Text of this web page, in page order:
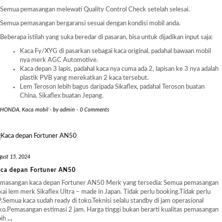
Semua pemasangan melewati Quality Control Check setelah selesai.
Semua pemasangan bergaransi sesuai dengan kondisi mobil anda.
Beberapa istilah yang suka beredar di pasaran, bisa untuk dijadikan input saja:
Kaca Fy/XYG di pasarkan sebagai kaca original, padahal bawaan mobil
nya merk AGC Automotive.
Kaca depan 3 lapis, padahal kaca nya cuma ada 2, lapisan ke 3 nya adalah
plastik PVB yang merekatkan 2 kaca tersebut.
Lem Teroson lebih bagus daripada Sikaflex, padahal Teroson buatan
China, Sikaflex buatan Jepang.
HONDA Kaca mobil- byadmin - 0 Comments
15, 2024
depan Fortuner AN50
kaca depan Fortuner AN50 Merk yang tersedia: Semua pemasangan
lem merk Sikaflex Ultra – made in Japan. Tidak perlu booking.Tidak perlu
kaca sudah ready di toko.Teknisi selalu standby di jam operasional
estimasi 2 jam. Harga tinggi bukan berarti kualitas pemasangan
…